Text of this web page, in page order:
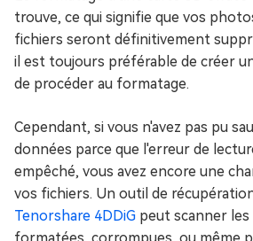
trouve, ce qui signifie que vos
fichiers seront définitivement
il est toujours préférable de créer
de procéder au formatage.
Cependant, si vous n'avez pas pu
données parce que l'erreur de
empêché, vous avez encore une
vos fichiers. Un outil de
Tenorshare 4DDiG peut scanner les